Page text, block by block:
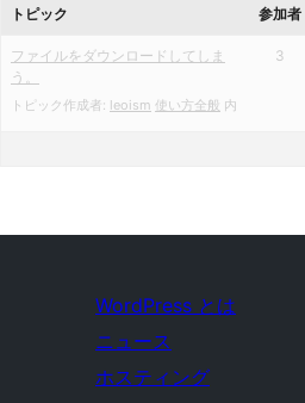
トピック 参加者
ファイルをダウンロードしてしま
う。
トピック作成者: leoism 使い方全般 内
3
WordPress とは
ニュース
ホスティング